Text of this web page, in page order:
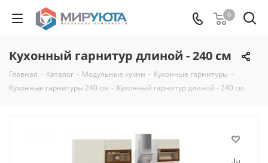
0
Кухонный гарнитур длиной - 240 см
Главная - Каталог - Модульные кухни - Кухонные гарнитуры -
Кухонные гарнитуры 240 см - Кухонный гарнитур длиной - 240 см